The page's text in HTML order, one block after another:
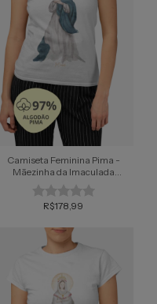
Camiseta Feminina Pima -
Mãezinha da Imaculada
R$178,99